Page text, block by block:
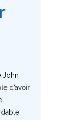
John
d’avoir